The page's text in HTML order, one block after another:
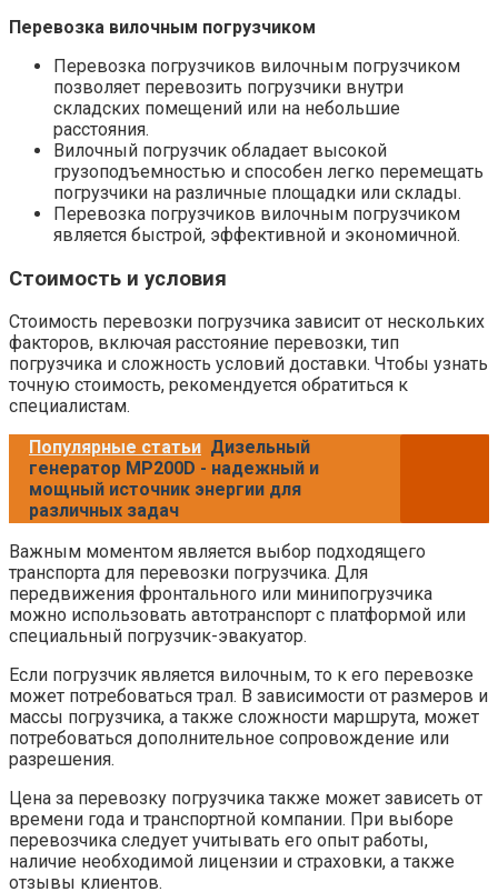
Перевозка вилочным погрузчиком
Перевозка погрузчиков вилочным погрузчиком
позволяет перевозить погрузчики внутри
складских помещений или на небольшие
расстояния.
Вилочный погрузчик обладает высокой
грузоподъемностью и способен легко перемещать
погрузчики на различные площадки или склады.
Перевозка погрузчиков вилочным погрузчиком
является быстрой, эффективной и экономичной.
Стоимость и условия
Стоимость перевозки погрузчика зависит от нескольких
факторов, включая расстояние перевозки, тип
погрузчика и сложность условий доставки. Чтобы узнать
точную стоимость, рекомендуется обратиться к
специалистам.
Популярные статьи Дизельный
генератор MP200D - надежный и
мощный источник энергии для
различных задач
Важным моментом является выбор подходящего
транспорта для перевозки погрузчика. Для
передвижения фронтального или минипогрузчика
можно использовать автотранспорт с платформой или
специальный погрузчик-эвакуатор.
Если погрузчик является вилочным, то к его перевозке
может потребоваться трал. В зависимости от размеров и
массы погрузчика, а также сложности маршрута, может
потребоваться дополнительное сопровождение или
разрешения.
Цена за перевозку погрузчика также может зависеть от
времени года и транспортной компании. При выборе
перевозчика следует учитывать его опыт работы,
наличие необходимой лицензии и страховки, а также
отзывы клиентов.